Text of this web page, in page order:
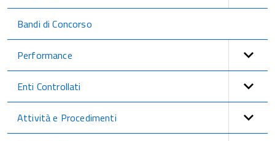
Bandi di Concorso
Performance
Enti Controllati
Attività e Procedimenti